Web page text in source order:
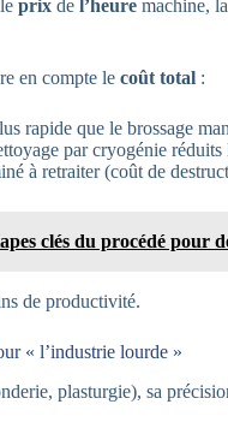
prix de l’heure machine, la
en compte le coût total :
rapide que le brossage
par cryogénie réduits
à retraiter (coût de
clés du procédé pour
de productivité.
« l’industrie lourde »
plasturgie), sa